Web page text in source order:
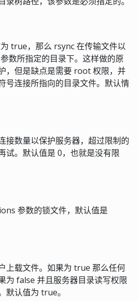
true，那么 rsync 在传输文件以
数所指定的目录下。这样做的原
，但是缺点是需要 root 权限，并
号连接所指向的目录文件。默认情
接数量以保护服务器，超过限制的
试。默认值是 0，也就是没有限
参数的锁文件，默认值是
上载文件。如果为 true 那么任何
为 false 并且服务器目录读写权限
默认值为 true。